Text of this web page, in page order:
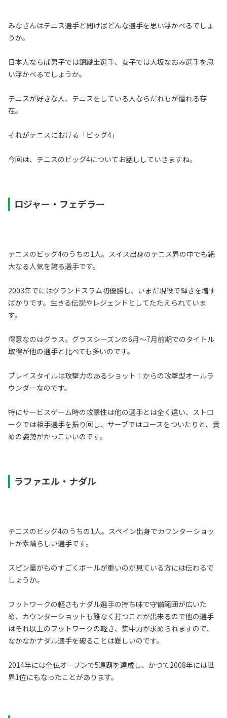
みなさんはテニス選手と聞けばどんな選手を思い浮かべるでしょ
うか。
日本人ならば男子では錦織圭選手、女子では大坂なおみ選手を思
い浮かべるでしょうか。
テニスが好きな人、テニスをしている人ならだれもが憧れる存
在。
それがテニスにおける「ビッグ4」
今回は、テニスのビッグ4についてお話ししていきますね。
ロジャー・フェデラー
テニスのビッグ4のうちの1人。スイス出身のテニス界の中でも絶
大なる人気を誇る選手です。
2003年でにはグランドスラム初優勝し、いまだ現役で輝きを増す
ばかりです。生きる伝説やレジェンドとしてたたえられていま
す。
得意なのはグラス。グラスシーズンの6月～7月前期でのタイトル
取得が他の選手と比べても多いのです。
プレイスタイルは攻撃力のあるショット！からの攻撃型オールラ
ウンダーなのです。
特にサービスゲーム時の攻撃性は他の選手とは全く違い、ストロ
ークでは相手選手を振り回し、サーブではコースをついたりと、責
めの姿勢がかっこいいのです。
ラファエル・ナダル
テニスのビッグ4のうちの1人。スペイン出身でカウンターショッ
トが素晴らしい選手です。
スピン量がものすごくボールが重いのが見ている方には伝わるで
しょうか。
フットワークの軽さもナダル選手の持ち味で守備範囲が広いた
め、カウンターショットも難なく打つことが出来るので他の選手
はそれ以上のフットワークの軽さ、集中力が求められますので、
なかなかナダル選手を破ることは難しいのです。
2014年には全仏オープンで5連覇を達成し、かつて2008年には世
界1位にもなったことがあります。